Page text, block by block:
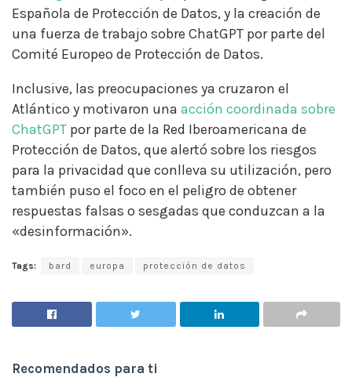
Española de Protección de Datos, y la creación de
una fuerza de trabajo sobre ChatGPT por parte del
Comité Europeo de Protección de Datos.
Inclusive, las preocupaciones ya cruzaron el
Atlántico y motivaron una acción coordinada sobre
ChatGPT por parte de la Red Iberoamericana de
Protección de Datos, que alertó sobre los riesgos
para la privacidad que conlleva su utilización, pero
también puso el foco en el peligro de obtener
respuestas falsas o sesgadas que conduzcan a la
«desinformación».
Tags: bard europa protección de datos
Recomendados para ti